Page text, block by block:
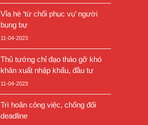
Vỉa hè ‘từ chối phục vụ’ người
bụng bự
11-04-2023
Thủ tướng chỉ đạo tháo gỡ khó
khăn xuất nhập khẩu, đầu tư
11-04-2023
Trì hoãn công việc, chống đối
deadline